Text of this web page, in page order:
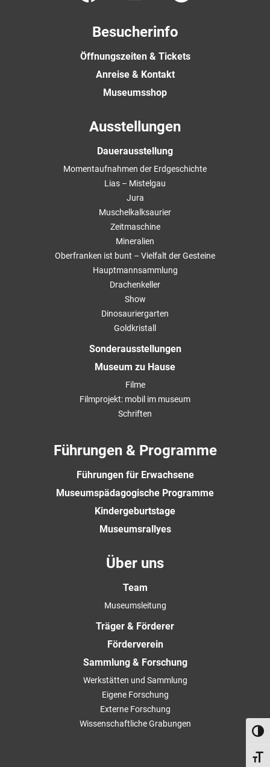
Besucherinfo
Öffnungszeiten & Tickets
Anreise & Kontakt
Museumsshop
Ausstellungen
Dauerausstellung
Momentaufnahmen der Erdgeschichte
Lias – Mistelgau
Jura
Muschelkalksaurier
Zeitmaschine
Mineralien
Oberfranken ist bunt – Vielfalt der Gesteine
Hauptmannsammlung
Drachenkeller
Show
Dinosauriergarten
Goldkristall
Sonderausstellungen
Museum zu Hause
Filme
Filmprojekt: mobil im museum
Schriften
Führungen & Programme
Führungen für Erwachsene
Museumspädagogische Programme
Kindergeburtstage
Museumsrallyes
Über uns
Team
Museumsleitung
Träger & Förderer
Förderverein
Sammlung & Forschung
Werkstätten und Sammlung
Eigene Forschung
Externe Forschung
Wissenschaftliche Grabungen